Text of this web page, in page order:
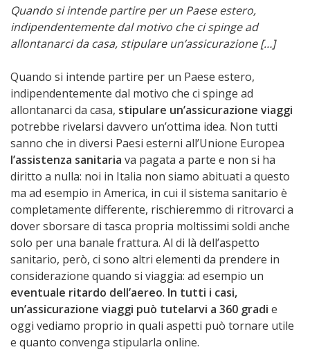
Quando si intende partire per un Paese estero,
indipendentemente dal motivo che ci spinge ad
allontanarci da casa, stipulare un’assicurazione […]
Quando si intende partire per un Paese estero,
indipendentemente dal motivo che ci spinge ad
allontanarci da casa, stipulare un’assicurazione viaggi
potrebbe rivelarsi davvero un’ottima idea. Non tutti
sanno che in diversi Paesi esterni all’Unione Europea
l’assistenza sanitaria va pagata a parte e non si ha
diritto a nulla: noi in Italia non siamo abituati a questo
ma ad esempio in America, in cui il sistema sanitario è
completamente differente, rischieremmo di ritrovarci a
dover sborsare di tasca propria moltissimi soldi anche
solo per una banale frattura. Al di là dell’aspetto
sanitario, però, ci sono altri elementi da prendere in
considerazione quando si viaggia: ad esempio un
eventuale ritardo dell’aereo. In tutti i casi,
un’assicurazione viaggi può tutelarvi a 360 gradi e
oggi vediamo proprio in quali aspetti può tornare utile
e quanto convenga stipularla online.